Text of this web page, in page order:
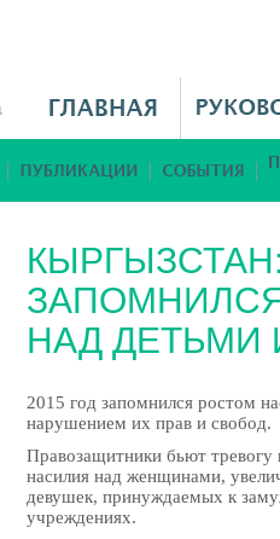
i
n
e
n
u
RНАД
2015 год запомнился ростом
нарушением их прав и свобод.
Правозащитники бьют
насилия над женщинами,
девушек, принуждаемых к
учреждениях.